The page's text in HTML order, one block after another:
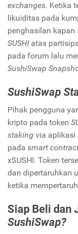
exchanges. Ketika
likuiditas pada
penghasilan kapan
SUSHI atas
pada forum lalu
SushiSwap
SushiSwap
Pihak pengguna
kripto pada token
staking via aplikasi
pada smart
xSUSHI. Token
dan dipertaruhkan
ketika
Siap Beli dan
SushiSwap?